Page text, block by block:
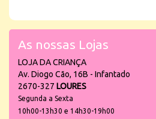
As nossas Lojas
LOJA DA CRIANÇA
Av. Diogo Cão, 16B - Infantado
2670-327 LOURES
Segunda a Sexta
10h00-13h30 e 14h30-19h00